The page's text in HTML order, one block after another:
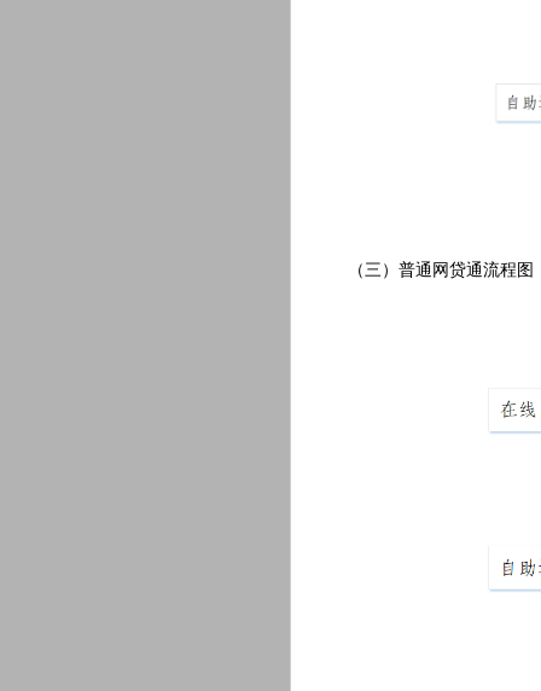
（三）普通网贷通流程图